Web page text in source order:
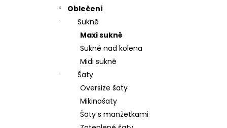
Oblečení
Sukně
Maxi sukně
Sukně nad kolena
Midi sukně
Šaty
Oversize šaty
Mikinošaty
Šaty s manžetkami
MAXI ŠATY - NÁDECH A VÝDECH